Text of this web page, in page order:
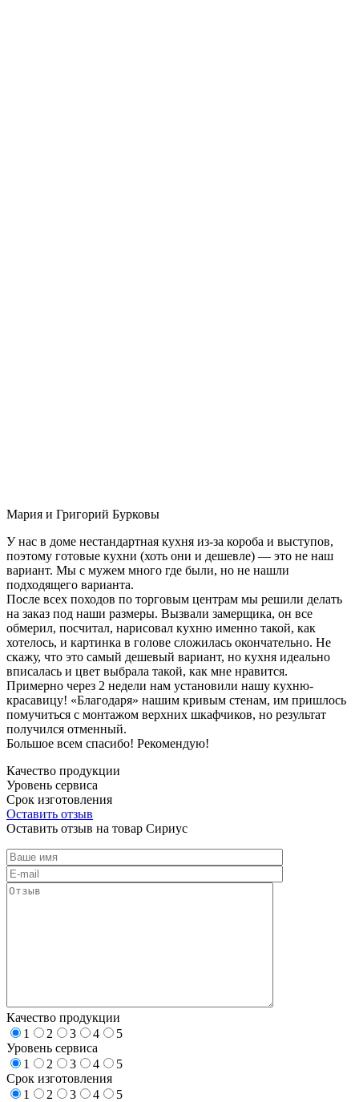
Мария и Григорий Бурковы
У нас в доме нестандартная кухня из-за короба и выступов,
поэтому готовые кухни (хоть они и дешевле) — это не наш
вариант. Мы с мужем много где были, но не нашли
подходящего варианта.
После всех походов по торговым центрам мы решили делать
на заказ под наши размеры. Вызвали замерщика, он все
обмерил, посчитал, нарисовал кухню именно такой, как
хотелось, и картинка в голове сложилась окончательно. Не
скажу, что это самый дешевый вариант, но кухня идеально
вписалась и цвет выбрала такой, как мне нравится.
Примерно через 2 недели нам установили нашу кухню-
красавицу! «Благодаря» нашим кривым стенам, им пришлось
помучиться с монтажом верхних шкафчиков, но результат
получился отменный.
Большое всем спасибо! Рекомендую!
Качество продукции
Уровень сервиса
Срок изготовления
Оставить отзыв
Оставить отзыв на товар Сириус
Качество продукции
1
2 3 4
5
Уровень сервиса
1
2 3 4
5
Срок изготовления
1
2 3 4
5